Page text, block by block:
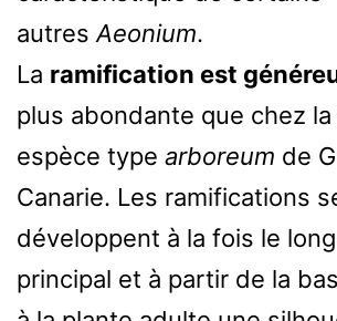
autresAeonium.
La ramification est
plus abondante que chez
espèce type arboreum de
Canarie. Les ramifications
développent à la fois le
principal et à partir de la